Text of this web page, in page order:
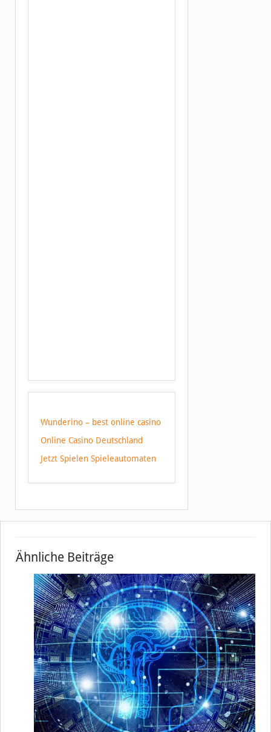
Wunderino – best online casino
Online Casino Deutschland
Jetzt Spielen Spieleautomaten
Ähnliche Beiträge